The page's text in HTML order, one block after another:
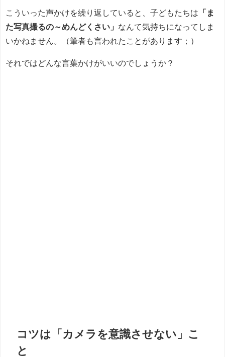
こういった声かけを繰り返していると、子どもたちは 「ま
た写真撮るの～めんどくさい」 なんて気持ちになってしま
いかねません。（筆者も言われたことがあります；）
それではどんな言葉かけがいいのでしょうか？
コツは「カメラを意識させない」こ
と